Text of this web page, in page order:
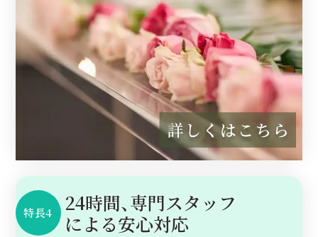
特長4
24時間、専門スタッフ
による安心対応